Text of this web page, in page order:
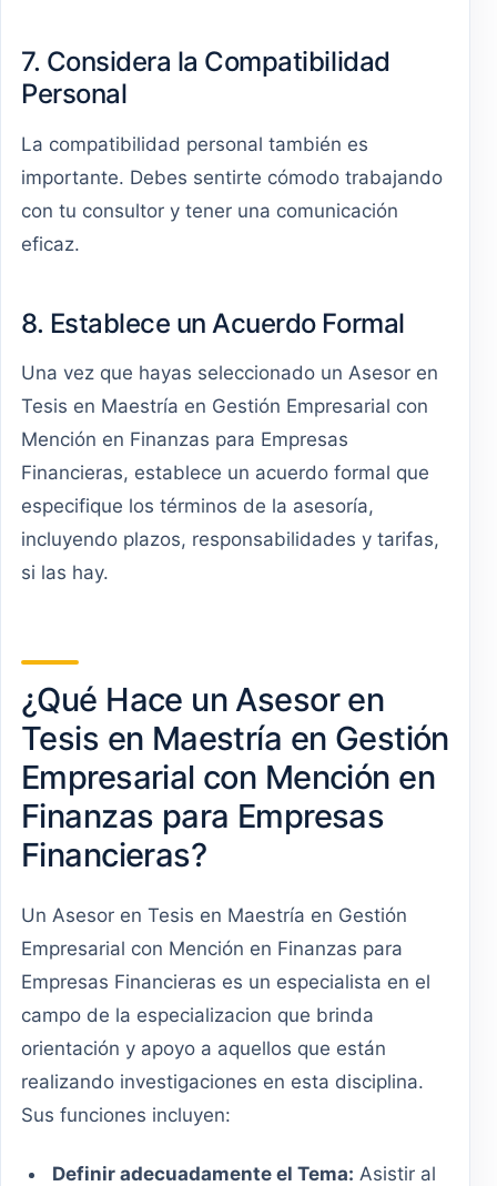
7. Considera la Compatibilidad
Personal
La compatibilidad personal también es
importante. Debes sentirte cómodo trabajando
con tu consultor y tener una comunicación
eficaz.
8. Establece un Acuerdo Formal
Una vez que hayas seleccionado un Asesor en
Tesis en Maestría en Gestión Empresarial con
Mención en Finanzas para Empresas
Financieras, establece un acuerdo formal que
especifique los términos de la asesoría,
incluyendo plazos, responsabilidades y tarifas,
si las hay.
¿Qué Hace un Asesor en
Tesis en Maestría en Gestión
Empresarial con Mención en
Finanzas para Empresas
Financieras?
Un Asesor en Tesis en Maestría en Gestión
Empresarial con Mención en Finanzas para
Empresas Financieras es un especialista en el
campo de la especializacion que brinda
orientación y apoyo a aquellos que están
realizando investigaciones en esta disciplina.
Sus funciones incluyen:
Definir adecuadamente el Tema: Asistir al